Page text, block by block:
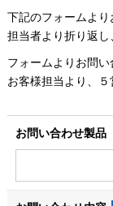
下記のフォームより
担当者より折り返し
フォームよりお問い
お客様担当より、５
お問い合わせ製品